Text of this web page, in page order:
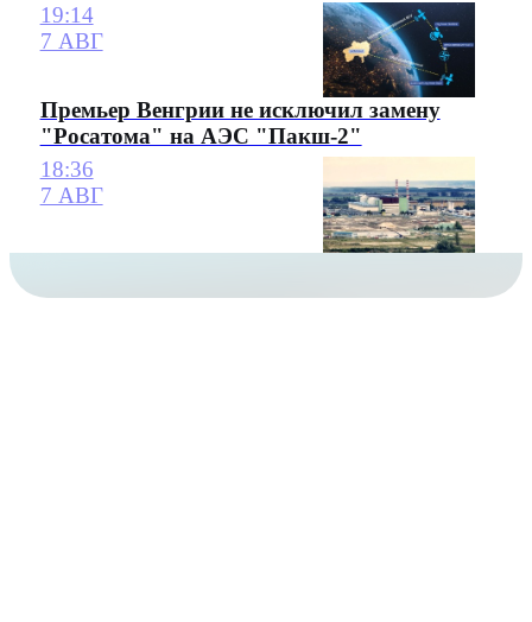
19:14
7 АВГ
Премьер Венгрии не исключил замену
"Росатома" на АЭС "Пакш-2"
18:36
7 АВГ